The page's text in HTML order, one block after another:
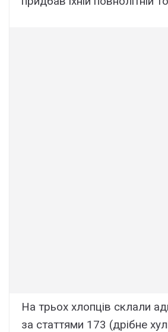
На трьох хлопців склали
за статтями 173 (дрібне